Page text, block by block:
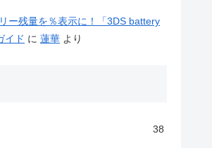
ー残量を％表示に！「3DS battery
イド に 蓮華 より
38